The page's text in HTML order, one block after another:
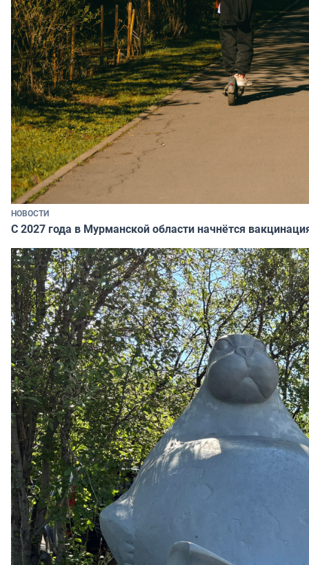
НОВОСТИ
С 2027 года в Мурманской области начнётся